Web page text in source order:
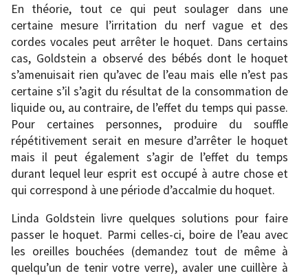
En théorie, tout ce qui peut soulager dans une
certaine mesure l’irritation du nerf vague et des
cordes vocales peut arrêter le hoquet. Dans certains
cas, Goldstein a observé des bébés dont le hoquet
s’amenuisait rien qu’avec de l’eau mais elle n’est pas
certaine s’il s’agit du résultat de la consommation de
liquide ou, au contraire, de l’effet du temps qui passe.
Pour certaines personnes, produire du souffle
répétitivement serait en mesure d’arrêter le hoquet
mais il peut également s’agir de l’effet du temps
durant lequel leur esprit est occupé à autre chose et
qui correspond à une période d’accalmie du hoquet.
Linda Goldstein livre quelques solutions pour faire
passer le hoquet. Parmi celles-ci, boire de l’eau avec
les oreilles bouchées (demandez tout de même à
quelqu’un de tenir votre verre), avaler une cuillère à